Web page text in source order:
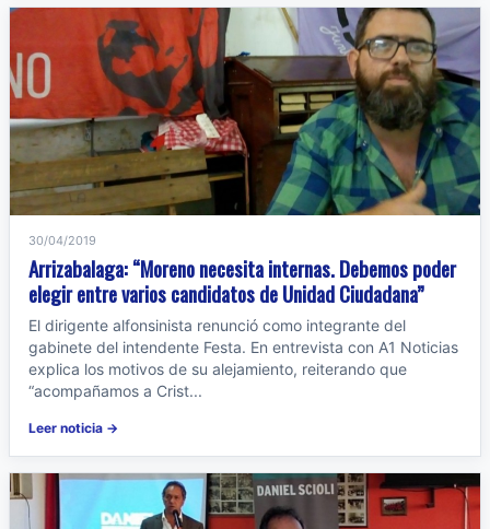
30/04/2019
Arrizabalaga: “Moreno necesita internas. Debemos poder
elegir entre varios candidatos de Unidad Ciudadana”
El dirigente alfonsinista renunció como integrante del
gabinete del intendente Festa. En entrevista con A1 Noticias
explica los motivos de su alejamiento, reiterando que
“acompañamos a Crist...
Leer noticia →